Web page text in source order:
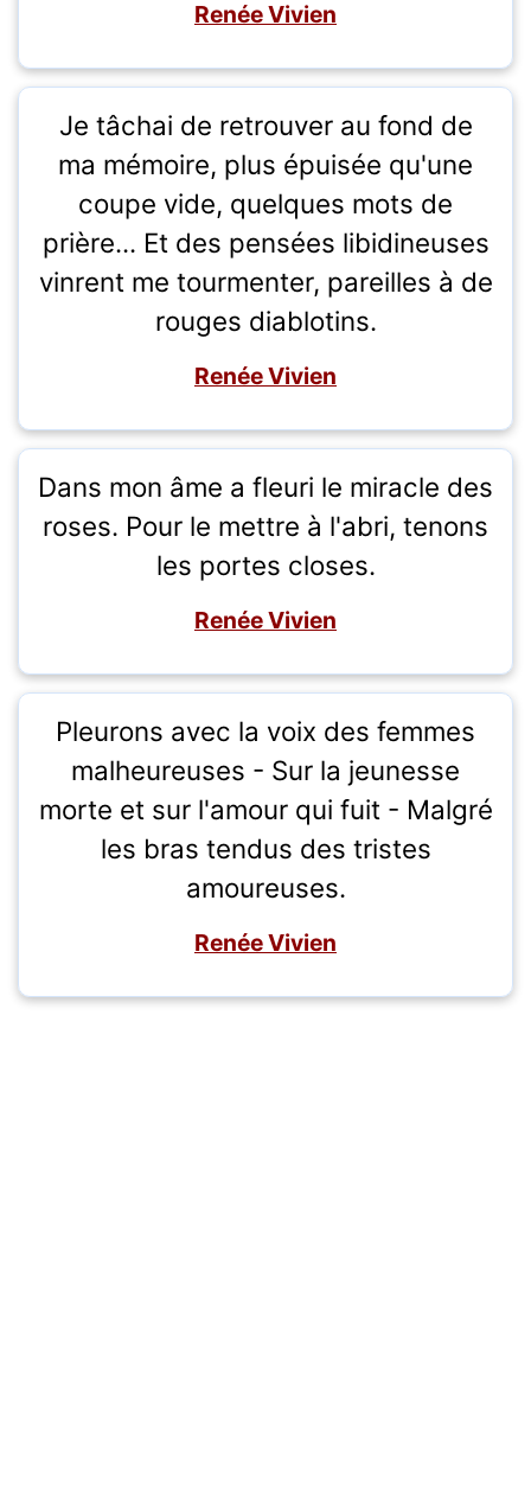
Renée Vivien
Je tâchai de retrouver au fond de
ma mémoire, plus épuisée qu'une
coupe vide, quelques mots de
prière... Et des pensées libidineuses
vinrent me tourmenter, pareilles à de
rouges diablotins.
Renée Vivien
Dans mon âme a fleuri le miracle des
roses. Pour le mettre à l'abri, tenons
les portes closes.
Renée Vivien
Pleurons avec la voix des femmes
malheureuses - Sur la jeunesse
morte et sur l'amour qui fuit - Malgré
les bras tendus des tristes
amoureuses.
Renée Vivien